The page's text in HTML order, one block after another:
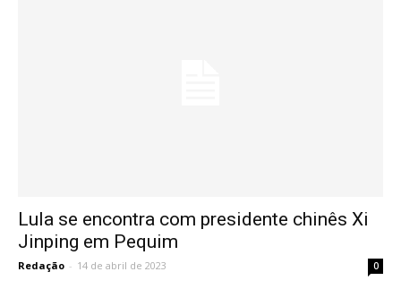
Lula se encontra com presidente chinês Xi
Jinping em Pequim
Redação - 14 de abril de 2023 0